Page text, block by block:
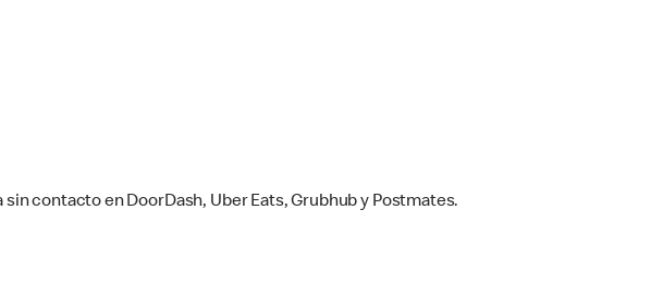
contacto en DoorDash, Uber Eats, Grubhub y Postmates.